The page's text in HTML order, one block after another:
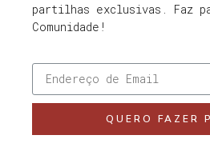
partilhas exclusivas. Faz
Comunidade!
QUERO FAZER